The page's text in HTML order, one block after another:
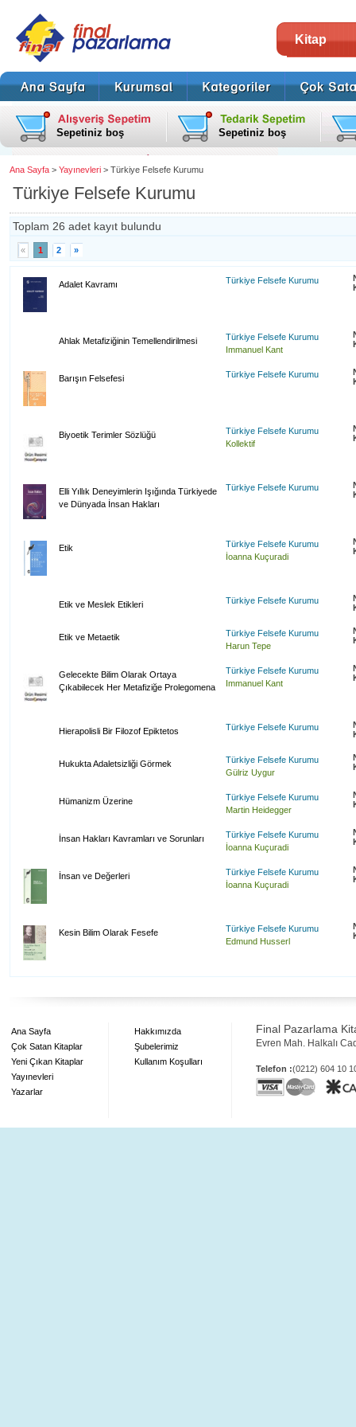
Kitap
Sepetiniz boş Sepetiniz boş
Ana Sayfa > Yayınevleri > Türkiye Felsefe Kurumu
Türkiye Felsefe Kurumu
Toplam 26 adet kayıt bulundu
« 1 2 »
Adalet Kavramı Türkiye Felsefe Kurumu
Ahlak Metafiziğinin Temellendirilmesi
Türkiye Felsefe Kurumu
Immanuel Kant
Barışın Felsefesi Türkiye Felsefe Kurumu
Biyoetik Terimler Sözlüğü
Türkiye Felsefe Kurumu
Kollektif
Elli Yıllık Deneyimlerin Işığında Türkiyede
ve Dünyada İnsan Hakları
Türkiye Felsefe Kurumu
Etik
Türkiye Felsefe Kurumu
İoanna Kuçuradi
Etik ve Meslek Etikleri Türkiye Felsefe Kurumu
Etik ve Metaetik
Türkiye Felsefe Kurumu
Harun Tepe
Gelecekte Bilim Olarak Ortaya
Çıkabilecek Her Metafiziğe Prolegomena
Türkiye Felsefe Kurumu
Immanuel Kant
Hierapolisli Bir Filozof Epiktetos Türkiye Felsefe Kurumu
Hukukta Adaletsizliği Görmek
Türkiye Felsefe Kurumu
Gülriz Uygur
Hümanizm Üzerine
Türkiye Felsefe Kurumu
Martin Heidegger
İnsan Hakları Kavramları ve Sorunları
Türkiye Felsefe Kurumu
İoanna Kuçuradi
İnsan ve Değerleri
Türkiye Felsefe Kurumu
İoanna Kuçuradi
Kesin Bilim Olarak Fesefe
Türkiye Felsefe Kurumu
Edmund Husserl
Ana Sayfa
Çok Satan Kitaplar
Yeni Çıkan Kitaplar
Yayınevleri
Yazarlar
Hakkımızda
Şubelerimiz
Kullanım Koşulları
Final Pazarlama
Evren Mah. Halkalı
Telefon :(0212) 604 10